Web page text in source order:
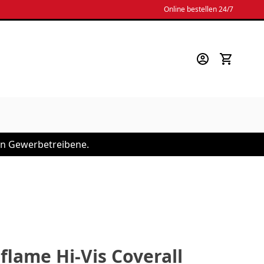
Online bestellen 24/7
Gewerbetreibene.
Hi-Vis Coverall